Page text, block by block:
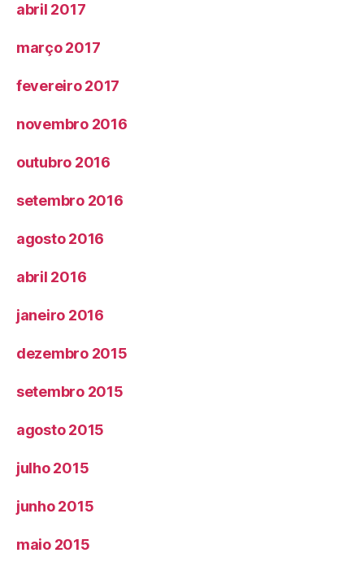
abril 2017
março 2017
fevereiro 2017
novembro 2016
outubro 2016
setembro 2016
agosto 2016
abril 2016
janeiro 2016
dezembro 2015
setembro 2015
agosto 2015
julho 2015
junho 2015
maio 2015